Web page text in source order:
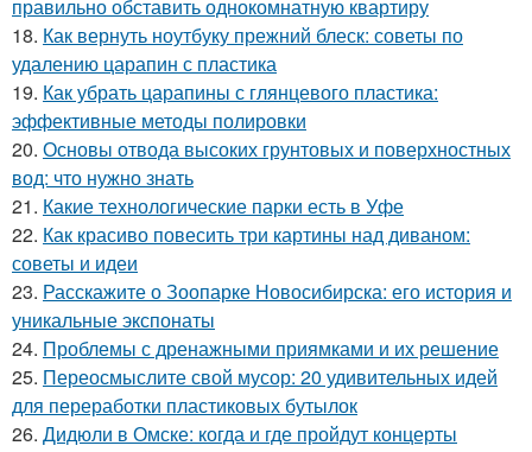
правильно обставить однокомнатную квартиру
18. Как вернуть ноутбуку прежний блеск: советы по
удалению царапин с пластика
19. Как убрать царапины с глянцевого пластика:
эффективные методы полировки
20. Основы отвода высоких грунтовых и поверхностных
вод: что нужно знать
21. Какие технологические парки есть в Уфе
22. Как красиво повесить три картины над диваном:
советы и идеи
23. Расскажите о Зоопарке Новосибирска: его история и
уникальные экспонаты
24. Проблемы с дренажными приямками и их решение
25. Переосмыслите свой мусор: 20 удивительных идей
для переработки пластиковых бутылок
26. Дидюли в Омске: когда и где пройдут концерты